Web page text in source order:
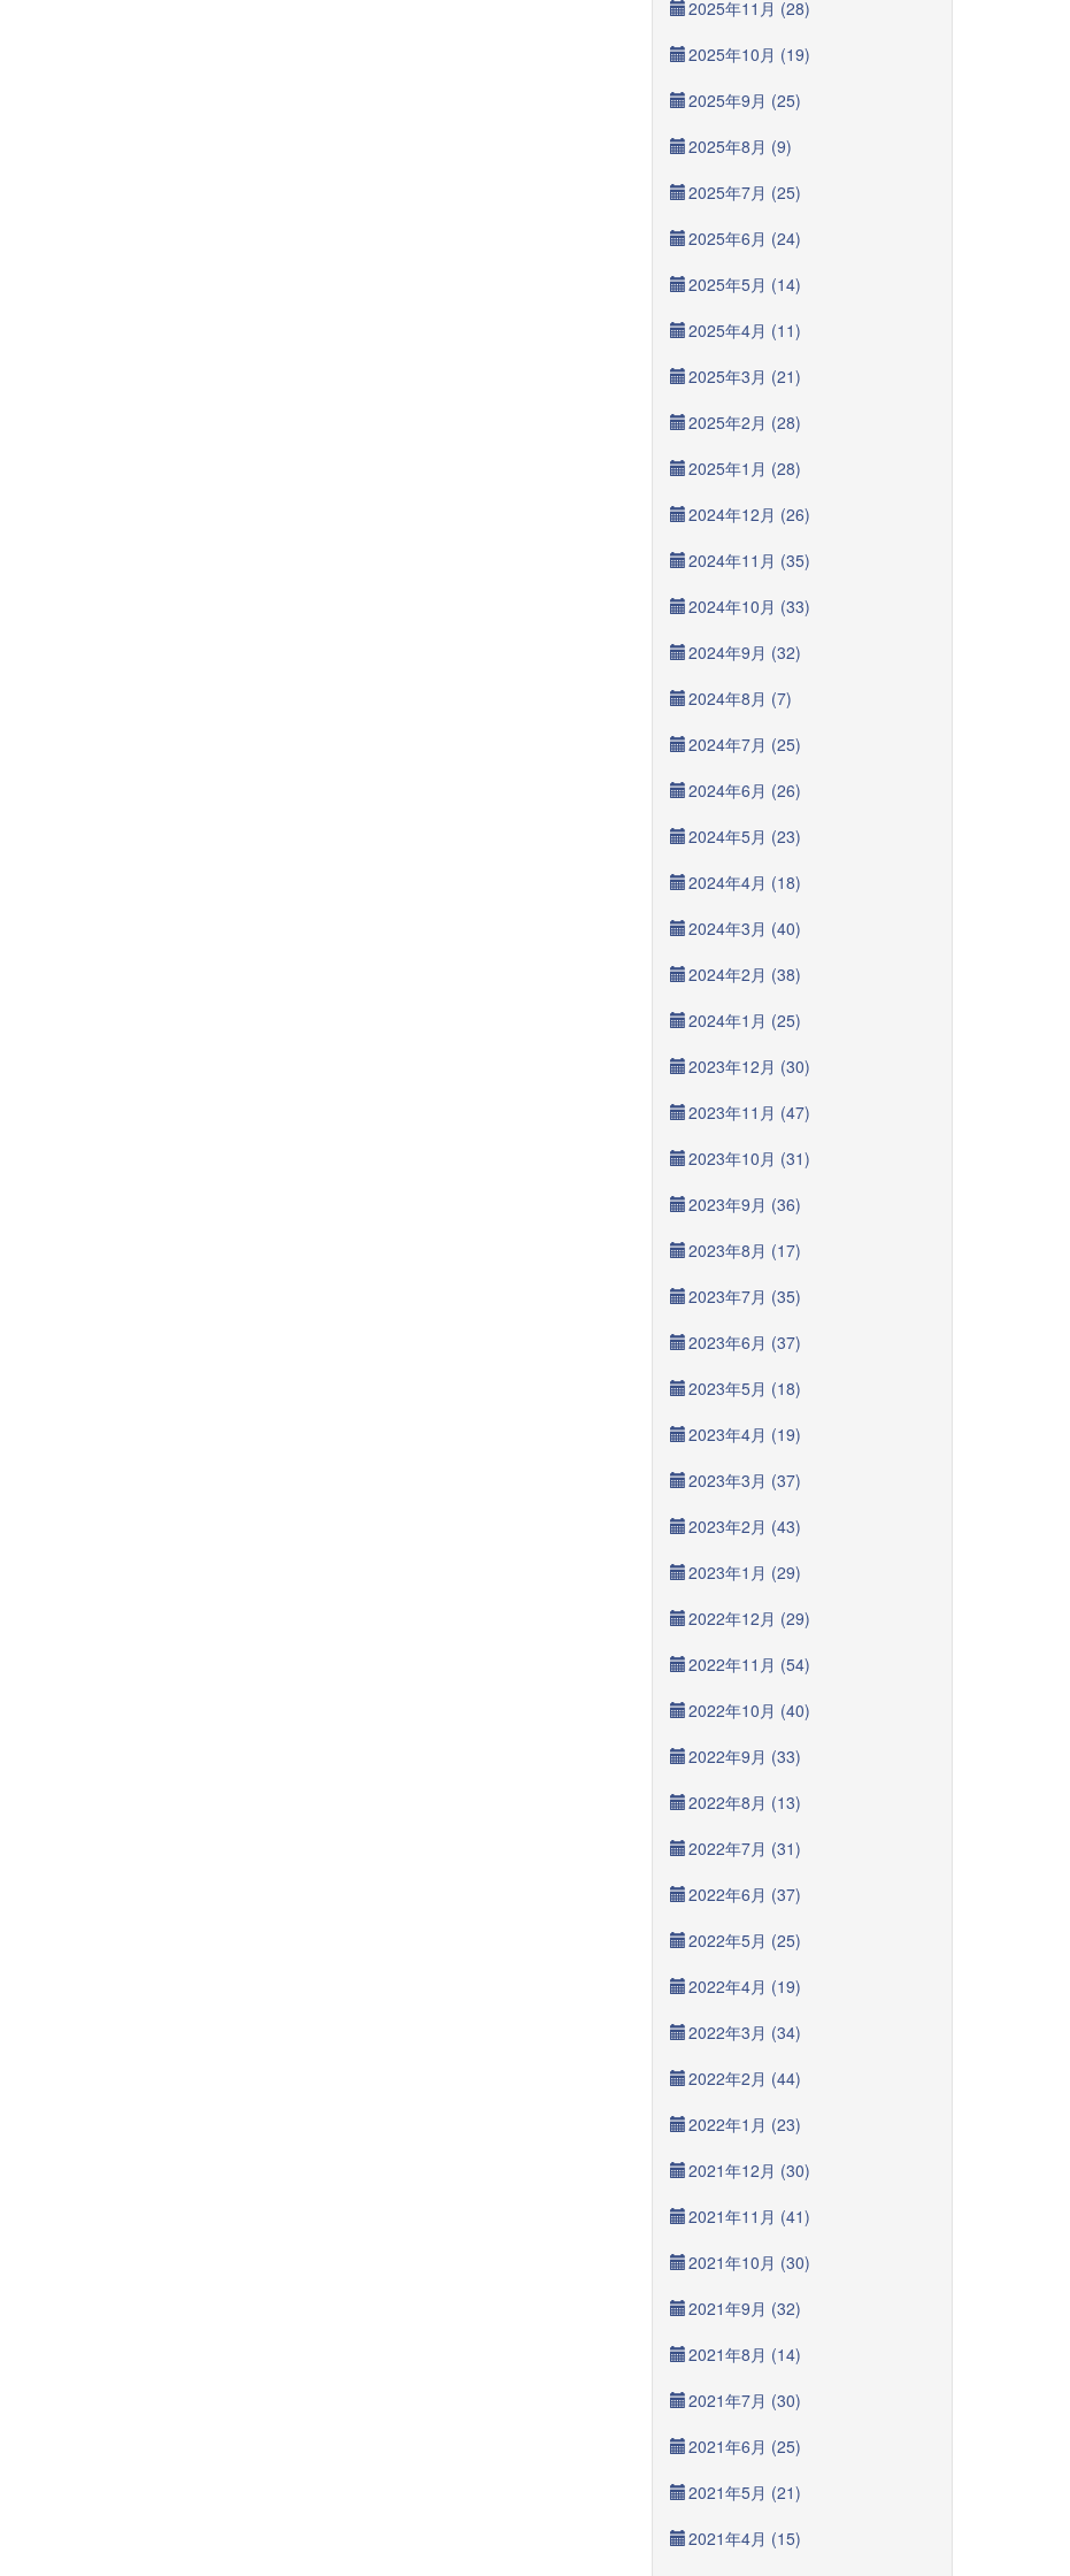
2025年11月 (28)
2025年10月 (19)
2025年9月 (25)
2025年8月 (9)
2025年7月 (25)
2025年6月 (24)
2025年5月 (14)
2025年4月 (11)
2025年3月 (21)
2025年2月 (28)
2025年1月 (28)
2024年12月 (26)
2024年11月 (35)
2024年10月 (33)
2024年9月 (32)
2024年8月 (7)
2024年7月 (25)
2024年6月 (26)
2024年5月 (23)
2024年4月 (18)
2024年3月 (40)
2024年2月 (38)
2024年1月 (25)
2023年12月 (30)
2023年11月 (47)
2023年10月 (31)
2023年9月 (36)
2023年8月 (17)
2023年7月 (35)
2023年6月 (37)
2023年5月 (18)
2023年4月 (19)
2023年3月 (37)
2023年2月 (43)
2023年1月 (29)
2022年12月 (29)
2022年11月 (54)
2022年10月 (40)
2022年9月 (33)
2022年8月 (13)
2022年7月 (31)
2022年6月 (37)
2022年5月 (25)
2022年4月 (19)
2022年3月 (34)
2022年2月 (44)
2022年1月 (23)
2021年12月 (30)
2021年11月 (41)
2021年10月 (30)
2021年9月 (32)
2021年8月 (14)
2021年7月 (30)
2021年6月 (25)
2021年5月 (21)
2021年4月 (15)